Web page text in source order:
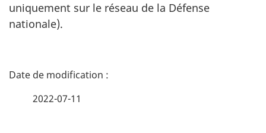
uniquement sur le réseau de la Défense
nationale).
D
2022-07-11